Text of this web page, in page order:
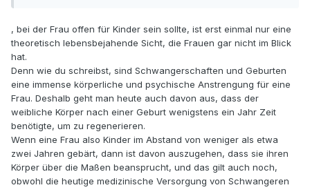
, bei der Frau offen für Kinder sein sollte, ist erst einmal nur eine
theoretisch lebensbejahende Sicht, die Frauen gar nicht im Blick
hat.
Denn wie du schreibst, sind Schwangerschaften und Geburten
eine immense körperliche und psychische Anstrengung für eine
Frau. Deshalb geht man heute auch davon aus, dass der
weibliche Körper nach einer Geburt wenigstens ein Jahr Zeit
benötigte, um zu regenerieren.
Wenn eine Frau also Kinder im Abstand von weniger als etwa
zwei Jahren gebärt, dann ist davon auszugehen, dass sie ihren
Körper über die Maßen beansprucht, und das gilt auch noch,
obwohl die heutige medizinische Versorgung von Schwangeren